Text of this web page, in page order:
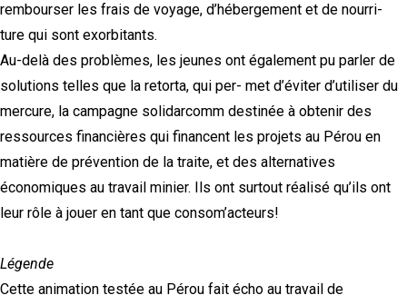
rembourser les frais de voyage, d’hébergement et de nourri-
ture qui sont exorbitants.
Au-delà des problèmes, les jeunes ont également pu parler de
solutions telles que la retorta, qui per- met d’éviter d’utiliser du
mercure, la campagne solidarcomm destinée à obtenir des
ressources financières qui financent les projets au Pérou en
matière de prévention de la traite, et des alternatives
économiques au travail minier. Ils ont surtout réalisé qu’ils ont
leur rôle à jouer en tant que consom’acteurs!
Légende
Cette animation testée au Pérou fait écho au travail de